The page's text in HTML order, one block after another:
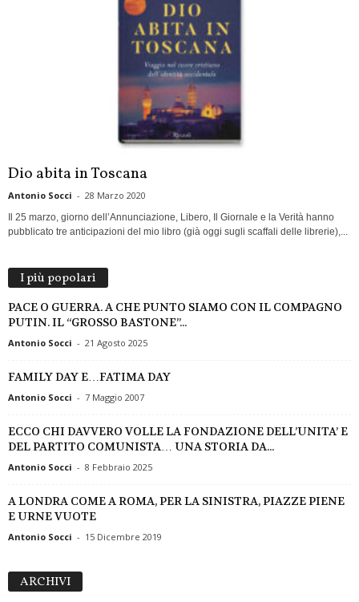
Dio abita in Toscana
Antonio Socci - 28 Marzo 2020
Il 25 marzo, giorno dell’Annunciazione, Libero, Il Giornale e la Verità hanno
pubblicato tre anticipazioni del mio libro (già oggi sugli scaffali delle librerie),...
I più popolari
PACE O GUERRA. A CHE PUNTO SIAMO CON IL COMPAGNO
PUTIN. IL “GROSSO BASTONE”...
Antonio Socci - 21 Agosto 2025
FAMILY DAY E…FATIMA DAY
Antonio Socci - 7 Maggio 2007
ECCO CHI DAVVERO VOLLE LA FONDAZIONE DELL’UNITA’ E
DEL PARTITO COMUNISTA… UNA STORIA DA...
Antonio Socci - 8 Febbraio 2025
A LONDRA COME A ROMA, PER LA SINISTRA, PIAZZE PIENE
E URNE VUOTE
Antonio Socci - 15 Dicembre 2019
ARCHIVI